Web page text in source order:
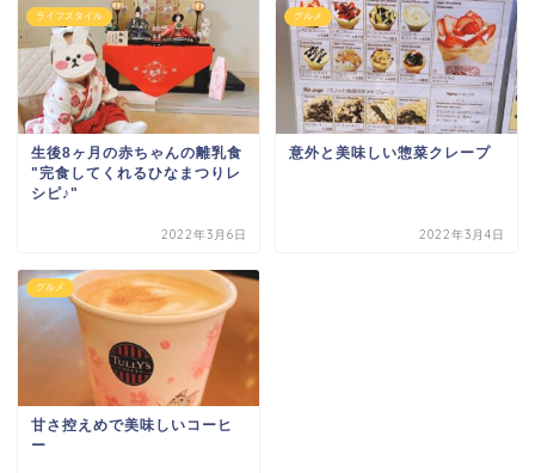
ライフスタイル
生後8ヶ月の赤ちゃんの離乳食
"完食してくれるひなまつりレ
シピ♪"
2022年3月6日
グルメ
意外と美味しい惣菜クレープ
2022年3月4日
グルメ
甘さ控えめで美味しいコーヒ
ー